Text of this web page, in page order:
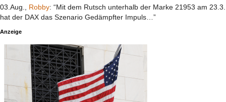
03.Aug., Robby: “Mit dem Rutsch unterhalb der Marke 21953 am 23.3.
hat der DAX das Szenario Gedämpfter Impuls…”
Anzeige